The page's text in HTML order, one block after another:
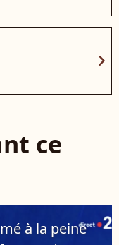
chevron_right
ce
à la peine